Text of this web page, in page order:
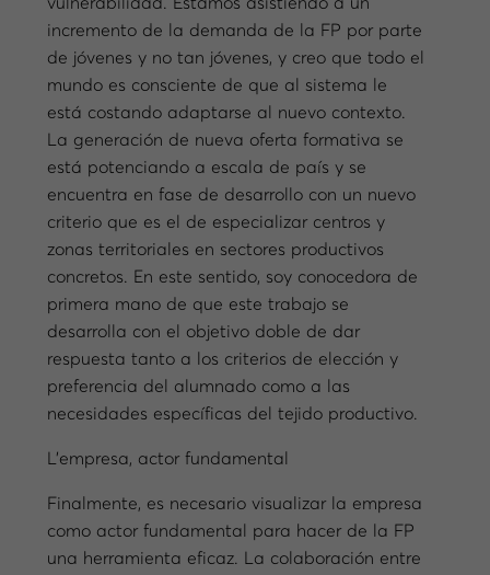
incremento de la demanda de la FP por parte
de jóvenes y no tan jóvenes, y creo que todo el
mundo es consciente de que al sistema le
está costando adaptarse al nuevo contexto.
La generación de nueva oferta formativa se
está potenciando a escala de país y se
encuentra en fase de desarrollo con un nuevo
criterio que es el de especializar centros y
zonas territoriales en sectores productivos
concretos. En este sentido, soy conocedora de
primera mano de que este trabajo se
desarrolla con el objetivo doble de dar
respuesta tanto a los criterios de elección y
preferencia del alumnado como a las
necesidades específicas del tejido productivo.
L’empresa, actor fundamental
Finalmente, es necesario visualizar la empresa
como actor fundamental para hacer de la FP
una herramienta eficaz. La colaboración entre